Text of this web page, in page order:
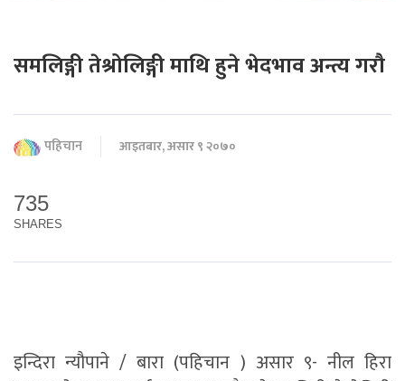
समलिङ्गी तेश्रोलिङ्गी माथि हुने भेदभाव अन्त्य गरौ
पहिचान आइतबार, असार ९ २०७०
735
SHARES
इन्दिरा न्यौपाने / बारा (पहिचान ) असार ९- नील हिरा